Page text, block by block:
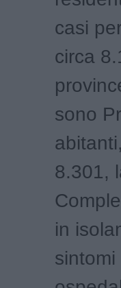
casi
circa
sono
8.301,
in